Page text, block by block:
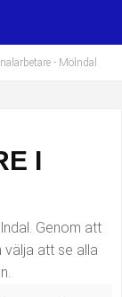
- Mölndal
I
Genom att
att se alla